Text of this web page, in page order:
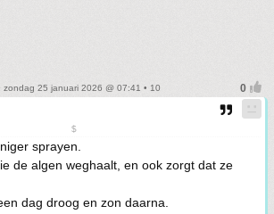
zondag 25 januari 2026 @ 07:41 • 10
$
sprayen.
de algen weghaalt, en ook zorgt dat ze
dag droog en zon daarna.